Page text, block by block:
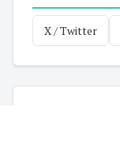
X / Twitter